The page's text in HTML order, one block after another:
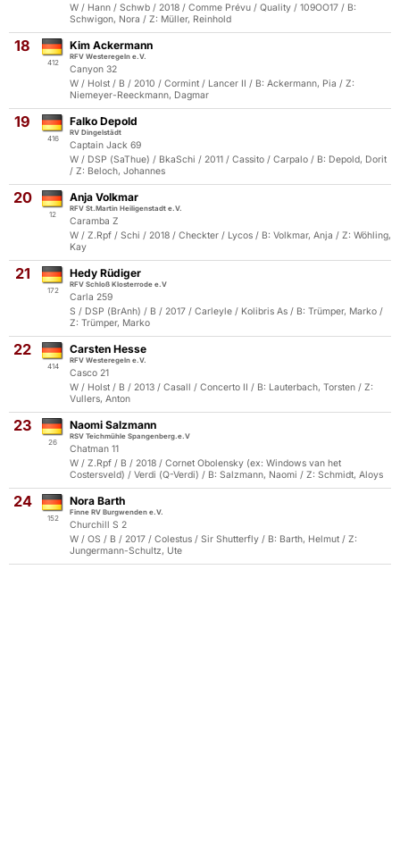
W / Hann / Schwb / 2018 / Comme Prévu / Quality / 109OO17 / B:
Schwigon, Nora / Z: Müller, Reinhold
18
412
Kim Ackermann
RFV Westeregeln e.V.
Canyon 32
W / Holst / B / 2010 / Cormint / Lancer II / B: Ackermann, Pia / Z:
Niemeyer-Reeckmann, Dagmar
19
416
Falko Depold
RV Dingelstädt
Captain Jack 69
W / DSP (SaThue) / BkaSchi / 2011 / Cassito / Carpalo / B: Depold, Dorit
/ Z: Beloch, Johannes
20
12
Anja Volkmar
RFV St.Martin Heiligenstadt e.V.
Caramba Z
W / Z.Rpf / Schi / 2018 / Checkter / Lycos / B: Volkmar, Anja / Z: Wöhling,
Kay
21
172
Hedy Rüdiger
RFV Schloß Klosterrode e.V
Carla 259
S / DSP (BrAnh) / B / 2017 / Carleyle / Kolibris As / B: Trümper, Marko /
Z: Trümper, Marko
22
414
Carsten Hesse
RFV Westeregeln e.V.
Casco 21
W / Holst / B / 2013 / Casall / Concerto II / B: Lauterbach, Torsten / Z:
Vullers, Anton
23
26
Naomi Salzmann
RSV Teichmühle Spangenberg.e.V
Chatman 11
W / Z.Rpf / B / 2018 / Cornet Obolensky (ex: Windows van het
Costersveld) / Verdi (Q-Verdi) / B: Salzmann, Naomi / Z: Schmidt, Aloys
24
152
Nora Barth
Finne RV Burgwenden e.V.
Churchill S 2
W / OS / B / 2017 / Colestus / Sir Shutterfly / B: Barth, Helmut / Z:
Jungermann-Schultz, Ute